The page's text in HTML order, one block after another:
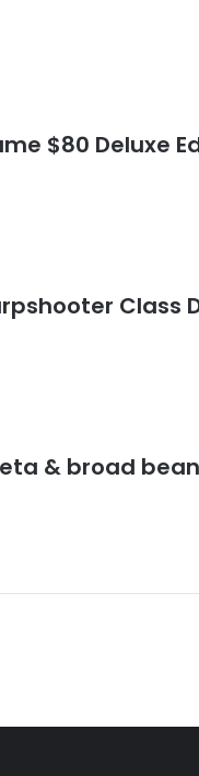
$80 Deluxe
Class
& broad